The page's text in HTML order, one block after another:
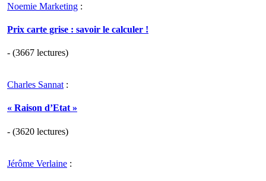
Noemie Marketing :
Prix carte grise : savoir le calculer !
- (3667 lectures)
Charles Sannat :
« Raison d’Etat »
- (3620 lectures)
Jérôme Verlaine :